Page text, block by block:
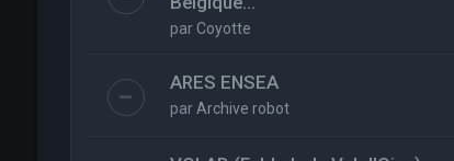
par Coyotte
ARES ENSEA
par Archive robot